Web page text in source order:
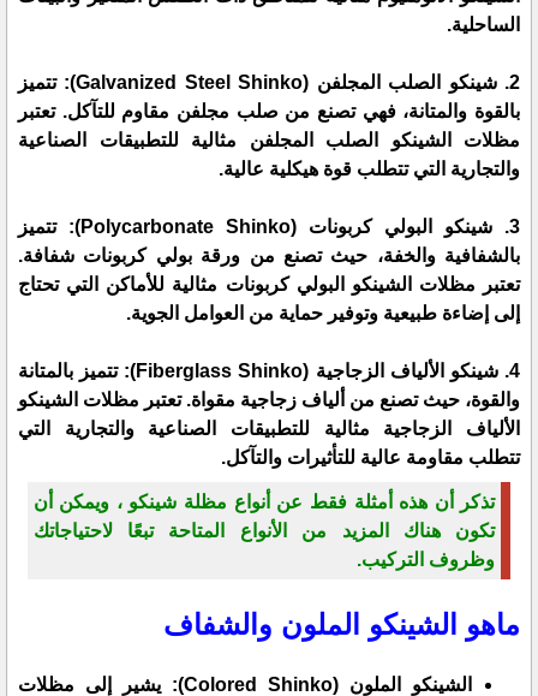
الساحلية.
2. شينكو الصلب المجلفن (Galvanized Steel Shinko): تتميز
بالقوة والمتانة، فهي تصنع من صلب مجلفن مقاوم للتآكل. تعتبر
مظلات الشينكو الصلب المجلفن مثالية للتطبيقات الصناعية
والتجارية التي تتطلب قوة هيكلية عالية.
3. شينكو البولي كربونات (Polycarbonate Shinko): تتميز
بالشفافية والخفة، حيث تصنع من ورقة بولي كربونات شفافة.
تعتبر مظلات الشينكو البولي كربونات مثالية للأماكن التي تحتاج
إلى إضاءة طبيعية وتوفير حماية من العوامل الجوية.
4. شينكو الألياف الزجاجية (Fiberglass Shinko): تتميز بالمتانة
والقوة، حيث تصنع من ألياف زجاجية مقواة. تعتبر مظلات الشينكو
الألياف الزجاجية مثالية للتطبيقات الصناعية والتجارية التي
تتطلب مقاومة عالية للتأثيرات والتآكل.
تذكر أن هذه أمثلة فقط عن أنواع مظلة شينكو ، ويمكن أن
تكون هناك المزيد من الأنواع المتاحة تبعًا لاحتياجاتك
وظروف التركيب.
ماهو الشينكو الملون والشفاف
الشينكو الملون (Colored Shinko): يشير إلى مظلات